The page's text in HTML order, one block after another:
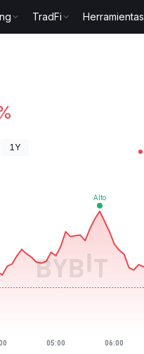
TradFi Herramientas
1Y